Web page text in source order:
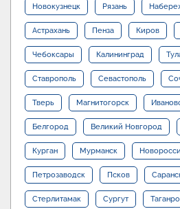
Новокузнецк Рязань
Астрахань Пенза Киров
Чебоксары Калининград
Ставрополь Севастополь
Тверь Магнитогорск
Белгород Великий Новгород
Курган Мурманск
Петрозаводск Псков
Стерлитамак Сургут